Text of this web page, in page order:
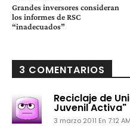
Grandes inversores consideran
los informes de RSC
“inadecuados”
3 COMENTARIOS
Reciclaje de
Juvenil Activa"
3 marzo 2011 En 7:12 AM